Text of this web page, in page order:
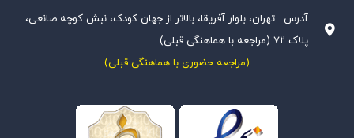
آدرس : تهران، بلوار آفریقا، بالاتر از جهان کودک، نبش کوچه صانعی،
پلاک ۷۲ (مراجعه با هماهنگی قبلی)
(مراجعه حضوری با هماهنگی قبلی)